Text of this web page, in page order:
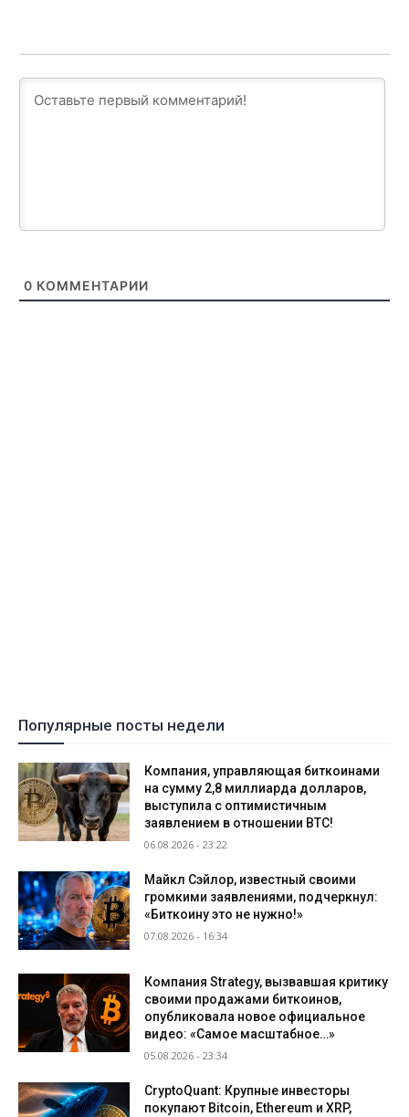
0 КОММЕНТАРИИ
Популярные посты недели
Компания, управляющая биткоинами
на сумму 2,8 миллиарда долларов,
выступила с оптимистичным
заявлением в отношении BTC!
06.08.2026 - 23:22
Майкл Сэйлор, известный своими
громкими заявлениями, подчеркнул:
«Биткоину это не нужно!»
07.08.2026 - 16:34
Компания Strategy, вызвавшая критику
своими продажами биткоинов,
опубликовала новое официальное
видео: «Самое масштабное…»
05.08.2026 - 23:34
CryptoQuant: Крупные инвесторы
покупают Bitcoin, Ethereum и XRP,